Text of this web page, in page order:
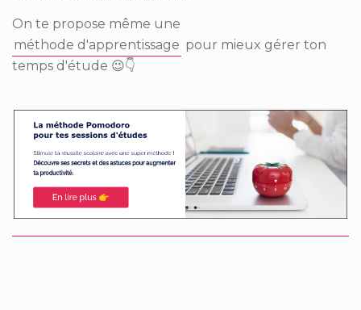
On te propose même une
méthode d'apprentissage pour mieux gérer ton
temps d'étude 😉👇